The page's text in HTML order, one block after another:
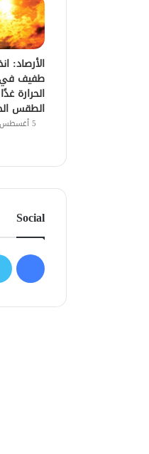
الأرصاد:
طفيف في
الحرارة
الطقس
5 أغسطس، 2026
Social